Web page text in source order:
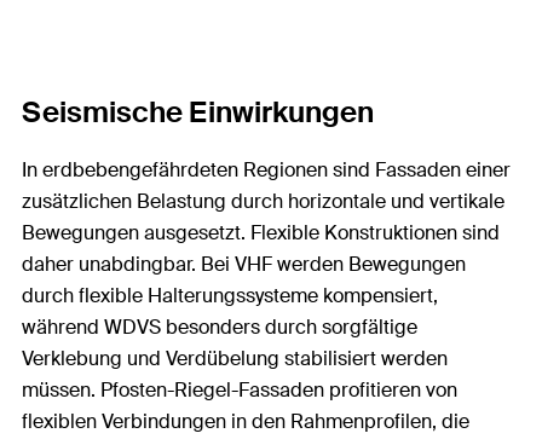
Seismische Einwirkungen
In erdbebengefährdeten Regionen sind Fassaden einer
zusätzlichen Belastung durch horizontale und vertikale
Bewegungen ausgesetzt. Flexible Konstruktionen sind
daher unabdingbar. Bei VHF werden Bewegungen
durch flexible Halterungssysteme kompensiert,
während WDVS besonders durch sorgfältige
Verklebung und Verdübelung stabilisiert werden
müssen. Pfosten-Riegel-Fassaden profitieren von
flexiblen Verbindungen in den Rahmenprofilen, die